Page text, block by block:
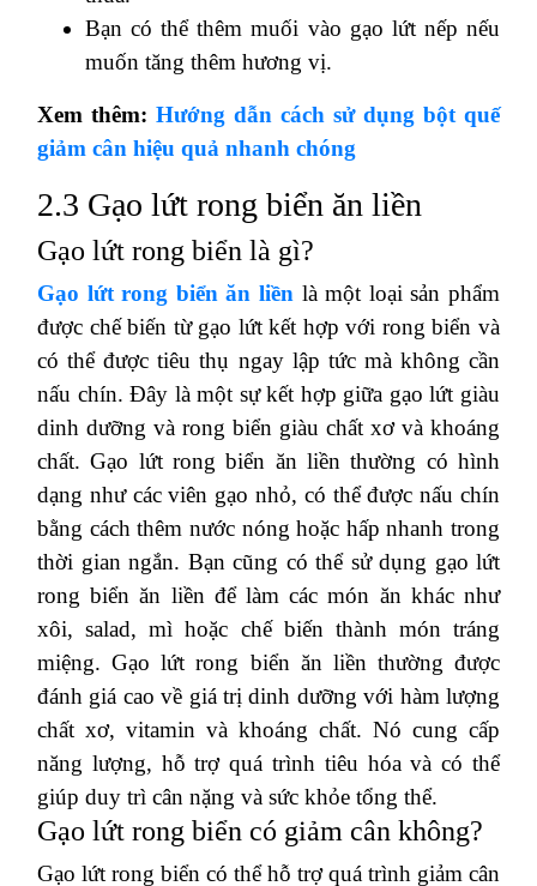
Bạn có thể thêm muối vào gạo lứt nếp nếu
muốn tăng thêm hương vị.
Xem thêm: Hướng dẫn cách sử dụng bột quế
giảm cân hiệu quả nhanh chóng
2.3 Gạo lứt rong biển ăn liền
Gạo lứt rong biển là gì?
Gạo lứt rong biển ăn liền là một loại sản phẩm
được chế biến từ gạo lứt kết hợp với rong biển và
có thể được tiêu thụ ngay lập tức mà không cần
nấu chín. Đây là một sự kết hợp giữa gạo lứt giàu
dinh dưỡng và rong biển giàu chất xơ và khoáng
chất. Gạo lứt rong biển ăn liền thường có hình
dạng như các viên gạo nhỏ, có thể được nấu chín
bằng cách thêm nước nóng hoặc hấp nhanh trong
thời gian ngắn. Bạn cũng có thể sử dụng gạo lứt
rong biển ăn liền để làm các món ăn khác như
xôi, salad, mì hoặc chế biến thành món tráng
miệng. Gạo lứt rong biển ăn liền thường được
đánh giá cao về giá trị dinh dưỡng với hàm lượng
chất xơ, vitamin và khoáng chất. Nó cung cấp
năng lượng, hỗ trợ quá trình tiêu hóa và có thể
giúp duy trì cân nặng và sức khỏe tổng thể.
Gạo lứt rong biển có giảm cân không?
Gạo lứt rong biển có thể hỗ trợ quá trình giảm cân